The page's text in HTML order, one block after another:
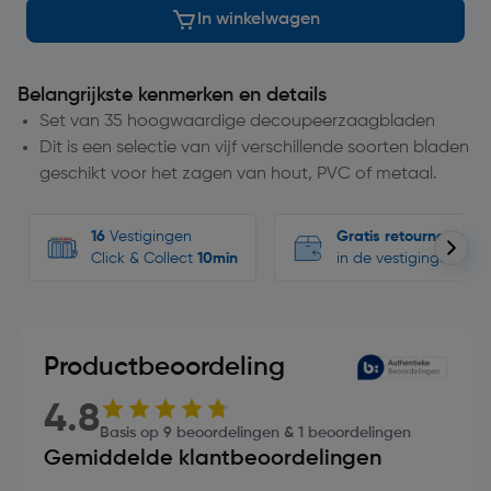
In winkelwagen
Belangrijkste kenmerken en details
Set van 35 hoogwaardige decoupeerzaagbladen
Dit is een selectie van vijf verschillende soorten bladen
geschikt voor het zagen van hout, PVC of metaal.
16 Vestigingen
Click & Collect 10min
Gratis retourneren
in de vestigingen
Productbeoordeling
4.8 Basis op 9 beoordelingen & 1 beoordelingen
Gemiddelde klantbeoordelingen